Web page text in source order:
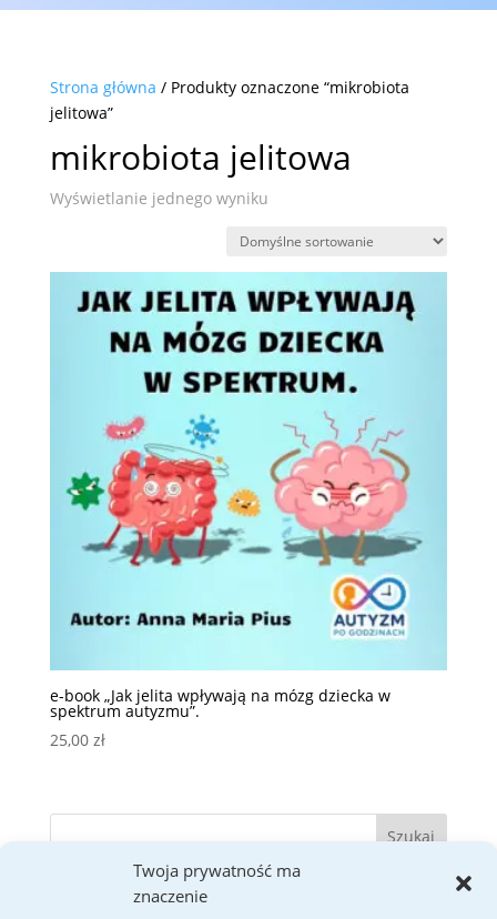
Twoja prywatność ma
znaczenie
Strona główna / Produkty oznaczone “mikrobiota
jelitowa”
mikrobiota jelitowa
Wyświetlanie jednego wyniku
e-book „Jak jelita wpływają na mózg dziecka w
spektrum autyzmu”.
25,00 zł
Ostatnie wpisy